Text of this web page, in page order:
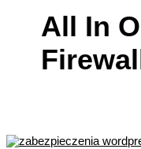
All In